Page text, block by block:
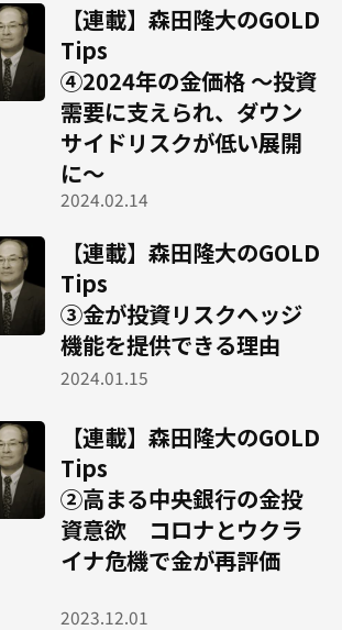
【連載】森田隆大のGOLD
Tips
④2024年の金価格 〜投資
需要に支えられ、ダウン
サイドリスクが低い展開
に～
2024.02.14
【連載】森田隆大のGOLD
Tips
③金が投資リスクヘッジ
機能を提供できる理由
2024.01.15
【連載】森田隆大のGOLD
Tips
②高まる中央銀行の金投
資意欲 コロナとウクラ
イナ危機で金が再評価
2023.12.01